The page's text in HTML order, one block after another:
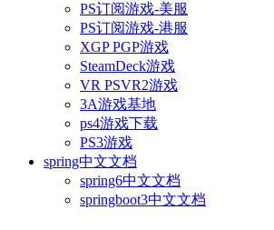
PS订阅游戏-美服
PS订阅游戏-港服
XGP PGP游戏
SteamDeck游戏
VR PSVR2游戏
3A游戏基地
ps4游戏下载
PS3游戏
spring中文文档
spring6中文文档
springboot3中文文档